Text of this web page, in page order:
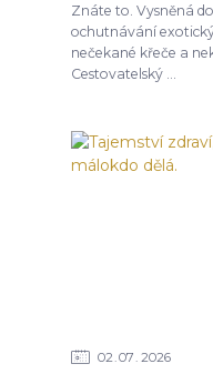
Znáte to. Vysněná
ochutnávání
nečekané křeče a
Cestovatelský ...
02 07 2026